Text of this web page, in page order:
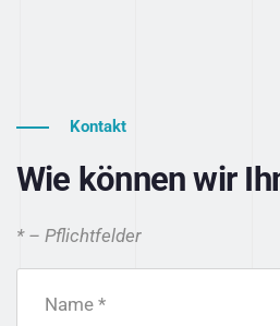
Kontakt
Wie können wir
* – Pflichtfelder
Name *